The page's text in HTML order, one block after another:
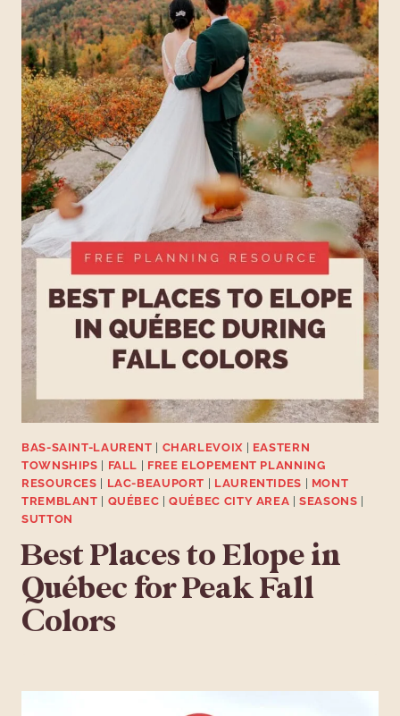
BAS-SAINT-LAURENT CHARLEVOIX| EASTERN
TOWNSHIPS
FALL
FREE ELOPEMENT PLANNING
RESOURCES
LAC-BEAUPORT LAURENTIDES
MONT
TREMBLANT
QUÉBEC |QUÉBEC CITY AREA |SEASONS
SUTTON
Best Places to Elope in
Québec for Peak Fall
Colors